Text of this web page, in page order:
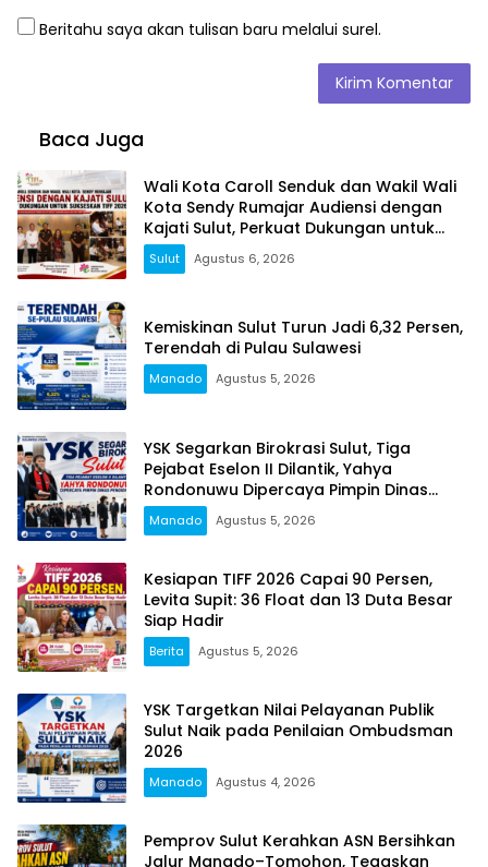
Beritahu saya akan tulisan baru melalui surel.
Baca Juga
Wali Kota Caroll Senduk dan Wakil Wali
Kota Sendy Rumajar Audiensi dengan
Kajati Sulut, Perkuat Dukungan untuk
Sukseskan TIFF 2026
Sulut Agustus 6, 2026
Kemiskinan Sulut Turun Jadi 6,32 Persen,
Terendah di Pulau Sulawesi
Manado Agustus 5, 2026
YSK Segarkan Birokrasi Sulut, Tiga
Pejabat Eselon II Dilantik, Yahya
Rondonuwu Dipercaya Pimpin Dinas
Pendidikan
Manado Agustus 5, 2026
Kesiapan TIFF 2026 Capai 90 Persen,
Levita Supit: 36 Float dan 13 Duta Besar
Siap Hadir
Berita Agustus 5, 2026
YSK Targetkan Nilai Pelayanan Publik
Sulut Naik pada Penilaian Ombudsman
2026
Manado Agustus 4, 2026
Pemprov Sulut Kerahkan ASN Bersihkan
Jalur Manado–Tomohon, Tegaskan